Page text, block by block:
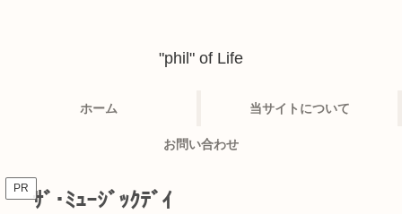
"phil" of Life
ホーム 当サイトについて
お問い合わせ
PR ｻﾞ･ﾐｭｰｼﾞｯｸﾃﾞｲ